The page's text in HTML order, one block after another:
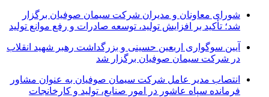
شورای معاونان و مدیران شرکت سیمان صوفیان برگزار
شد؛ تأکید بر افزایش تولید، توسعه صادرات و رفع موانع تولید
آیین سوگواری اربعین حسینی و بزرگداشت رهبر شهید انقلاب
در شرکت سیمان صوفیان برگزار شد
انتصاب مدیر عامل شرکت سیمان صوفیان به عنوان مشاور
فرمانده سپاه عاشور در امور صنایع، تولید و کارخانجات